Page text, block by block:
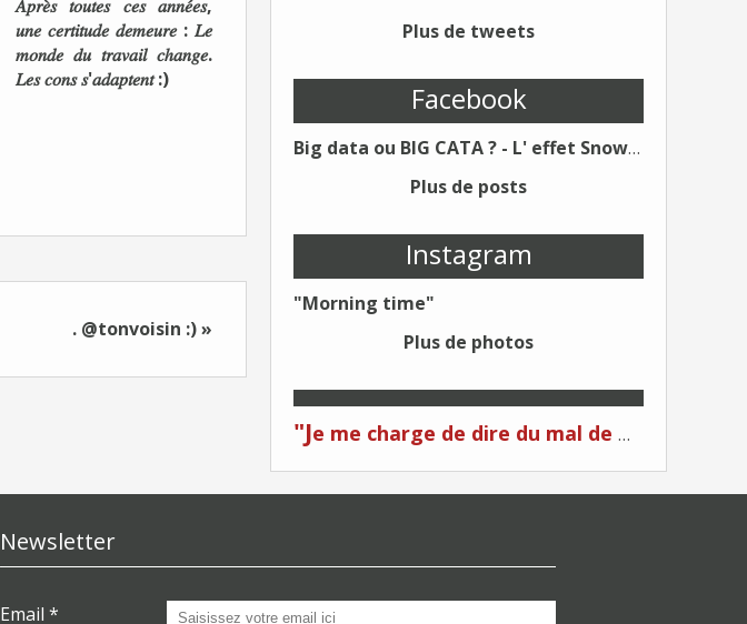
Plus de tweets
Facebook
Big data ou BIG CATA ? - L' effet Snowden - Editions Kawa - Un Éditeur différent !
Plus de posts
Instagram
"Morning time"
Plus de photos
"Je me charge de dire du mal de moi... Quand on me critique... C'est du plagiat ! "
𝐴𝑝𝑟𝑒̀𝑠 𝑡𝑜𝑢𝑡𝑒𝑠 𝑐𝑒𝑠 𝑎𝑛𝑛𝑒́𝑒𝑠,
𝑢𝑛𝑒 𝑐𝑒𝑟𝑡𝑖𝑡𝑢𝑑𝑒 𝑑𝑒𝑚𝑒𝑢𝑟𝑒 : 𝐿𝑒
𝑚𝑜𝑛𝑑𝑒 𝑑𝑢 𝑡𝑟𝑎𝑣𝑎𝑖𝑙 𝑐ℎ𝑎𝑛𝑔𝑒.
𝐿𝑒𝑠 𝑐𝑜𝑛𝑠 𝑠'𝑎𝑑𝑎𝑝𝑡𝑒𝑛𝑡 :)
. @tonvoisin :) »
Newsletter
Email